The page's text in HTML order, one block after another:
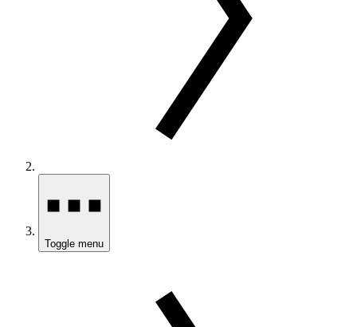
Toggle menu